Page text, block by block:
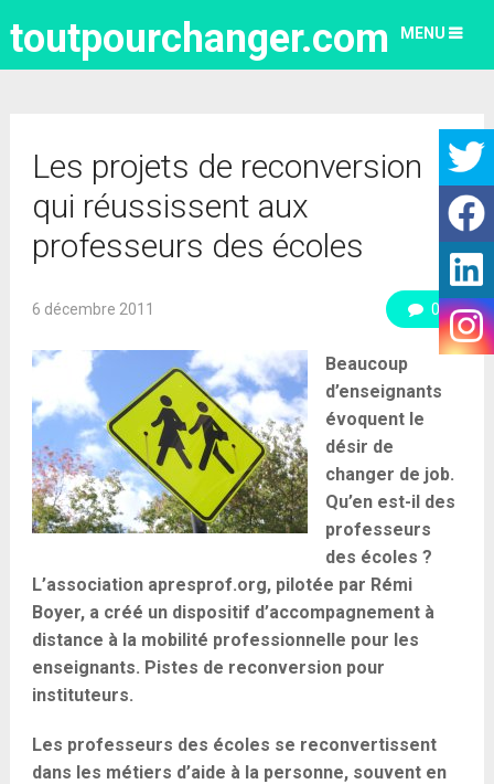
toutpourchanger.com MENU
Les projets de reconversion
qui réussissent aux
professeurs des écoles
6 décembre 2011 0
Beaucoup
d’enseignants
évoquent le
désir de
changer de job.
Qu’en est-il des
professeurs
des écoles ?
L’association apresprof.org, pilotée par Rémi
Boyer, a créé un dispositif d’accompagnement à
distance à la mobilité professionnelle pour les
enseignants. Pistes de reconversion pour
instituteurs.
Les professeurs des écoles se reconvertissent
dans les métiers d’aide à la personne, souvent en